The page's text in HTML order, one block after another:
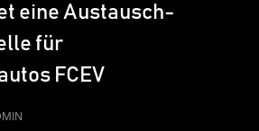
eine Austausch-
für
FCEV